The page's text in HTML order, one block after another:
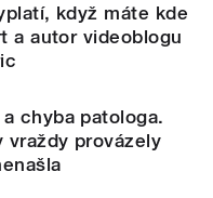
když máte kde
a autor videoblogu
chyba patologa.
vraždy provázely